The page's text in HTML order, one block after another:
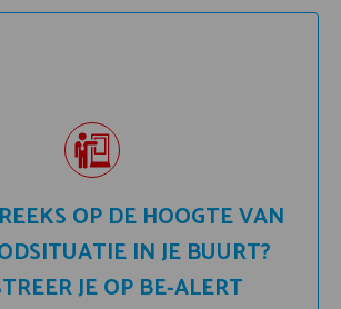
OP DE HOOGTE VAN
IN JE BUURT?
JE OP BE-ALERT